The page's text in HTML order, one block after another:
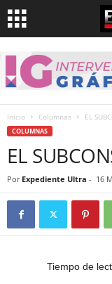
Inicio Columnas EL
COLUMNAS
EL
Por Expediente Ultra - 16
Tiempo de